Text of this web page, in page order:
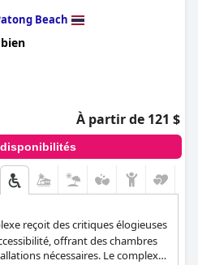
Beach
À partir de 121 $
reçoit des critiques élogieuses
offrant des chambres
nécessaires. Le complexe